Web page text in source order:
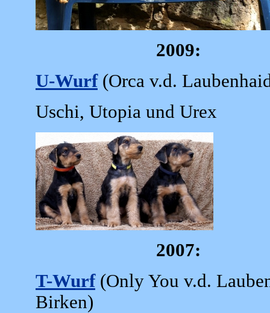
2009:
U-Wurf (Orca v.d.
Uschi, Utopia und Urex
2007:
T-Wurf (Only You v.d.
Birken)